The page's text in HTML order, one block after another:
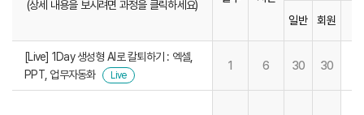
(상세 내용을 보시려면 과정을 클릭하세요)
일반 회원
[Live] 1Day 생성형 AI로 칼퇴하기 : 엑셀,
PPT, 업무자동화
Live
1 6 30 30